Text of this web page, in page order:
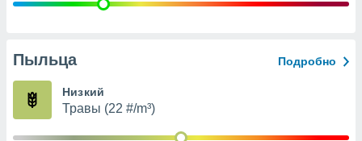
Пыльца Подробно
Низкий
Травы (22 #/m³)